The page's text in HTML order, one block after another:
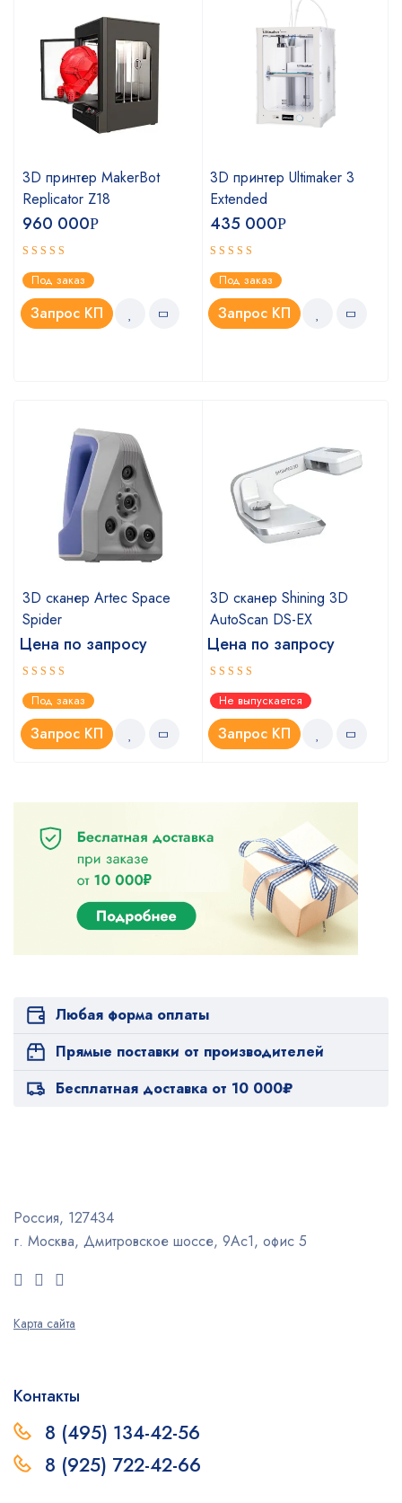
3D принтер MakerBot
Replicator Z18
960 000Р
Оценка
4.75из 5
Под заказ
Запрос КП
3D принтер Ultimaker 3
Extended
435 000Р
Оценка
5.00из 5
Под заказ
Запрос КП
3D сканер Artec Space
Spider
Цена по запросу
Оценка
5.00из 5
Под заказ
Запрос КП
3D сканер Shining 3D
AutoScan DS-EX
Цена по запросу
Оценка
4.67из 5
Не выпускается
Запрос КП
Любая форма оплаты
Прямые поставки от производителей
Бесплатная доставка от 10 000₽
Россия, 127434
г. Москва, Дмитровское шоссе, 9Ас1, офис 5
Карта сайта
Контакты
8 (495) 134-42-56
8 (925) 722-42-66